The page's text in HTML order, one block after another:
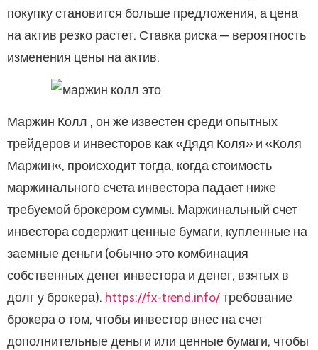
покупку становится больше предложения, а цена
на актив резко растет. Ставка риска — вероятность
изменения цены на актив.
Маржин Колл , он же известен среди опытных
трейдеров и инвесторов как «Дядя Коля» и «Коля
Маржин«, происходит тогда, когда стоимость
маржинального счета инвестора падает ниже
требуемой брокером суммы. Маржинальный счет
инвестора содержит ценные бумаги, купленные на
заемные деньги (обычно это комбинация
собственных денег инвестора и денег, взятых в
долг у брокера). https://fx-trend.info/требование
брокера о том, чтобы инвестор внес на счет
дополнительные деньги или ценные бумаги, чтобы